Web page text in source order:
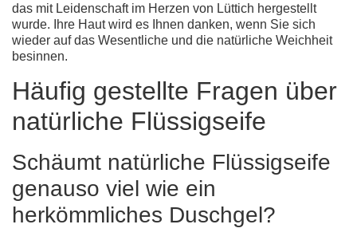
das mit Leidenschaft im Herzen von Lüttich hergestellt
wurde. Ihre Haut wird es Ihnen danken, wenn Sie sich
wieder auf das Wesentliche und die natürliche Weichheit
besinnen.
Häufig gestellte Fragen über
natürliche Flüssigseife
Schäumt natürliche Flüssigseife
genauso viel wie ein
herkömmliches Duschgel?